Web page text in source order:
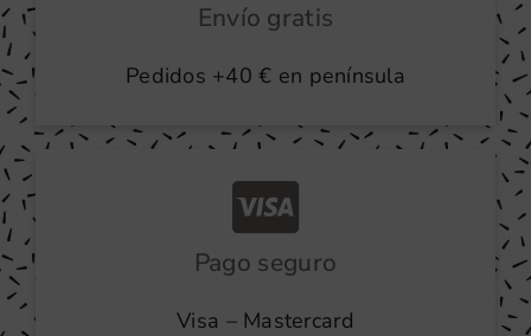
Envío gratis
Pedidos +40 € en península
Pago seguro
Visa – Mastercard